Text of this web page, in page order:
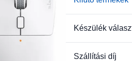
Készülék
Szállítási díj